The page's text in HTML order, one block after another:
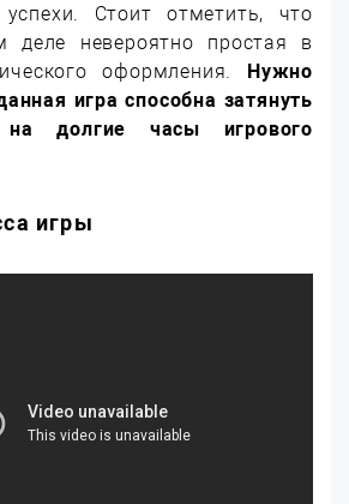
Стоит отметить, что
деле невероятно простая в
оформления. Нужно
игра способна затянуть
на долгие часы игрового
игры